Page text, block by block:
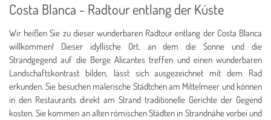
Costa Blanca - Radtour entlang der Küste
Wir heißen Sie zu dieser wunderbaren Radtour entlang der Costa Blanca
willkommen! Dieser idyllische Ort, an dem die Sonne und die
Strandgegend auf die Berge Alicantes treffen und einen wunderbaren
Landschaftskontrast bilden, lässt sich ausgezeichnet mit dem Rad
erkunden. Sie besuchen malerische Städtchen am Mittelmeer und können
in den Restaurants direkt am Strand traditionelle Gerichte der Gegend
kosten. Sie kommen an alten römischen Städten in Strandnähe vorbei und